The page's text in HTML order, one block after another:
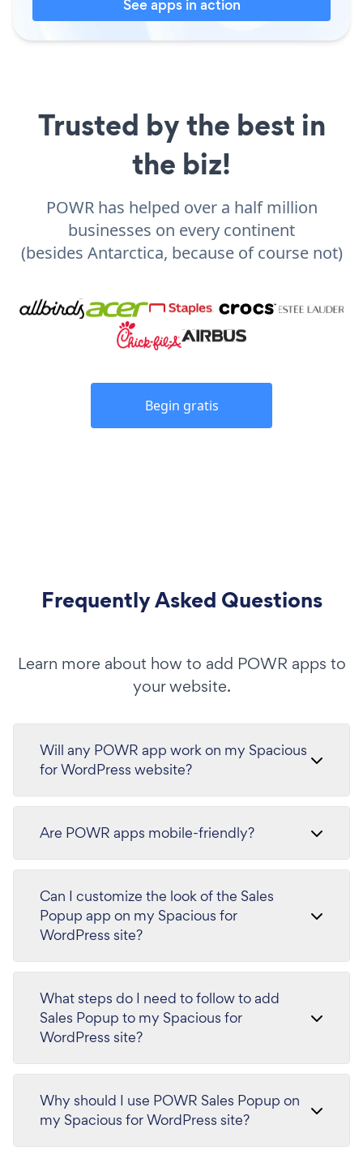
See apps in action
Trusted by the best in
the biz!
POWR has helped over a half million
businesses on every continent
(besides Antarctica, because of course not)
Begin gratis
Frequently Asked Questions
Learn more about how to add POWR apps to
your website.
Will any POWR app work on my Spacious
for WordPress website?
Are POWR apps mobile-friendly?
Can I customize the look of the Sales
Popup app on my Spacious for
WordPress site?
What steps do I need to follow to add
Sales Popup to my Spacious for
WordPress site?
Why should I use POWR Sales Popup on
my Spacious for WordPress site?